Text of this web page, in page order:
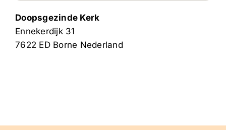
Doopsgezinde Kerk
Ennekerdijk 31
7622 ED Borne Nederland